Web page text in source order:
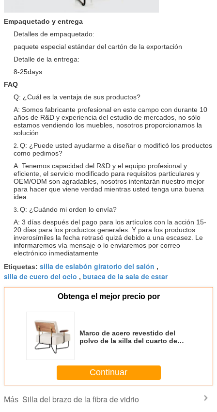
Empaquetado y entrega
Detalles de empaquetado:
paquete especial estándar del cartón de la exportación
Detalle de la entrega:
8-25days
FAQ
Q: ¿Cuál es la ventaja de sus productos?
A: Somos fabricante profesional en este campo con durante 10
años de R&D y experiencia del estudio de mercados, no sólo
estamos vendiendo los muebles, nosotros proporcionamos la
solución.
2. Q: ¿Puede usted ayudarme a diseñar o modificó los productos
como pedimos?
A: Tenemos capacidad del R&D y el equipo profesional y
eficiente, el servicio modificado para requisitos particulares y
OEM/ODM son agradables, nosotros intentarán nuestro mejor
para hacer que viene verdad mientras usted tenga una buena
idea.
3. Q: ¿Cuándo mi orden lo envía?
A: 3 días después del pago para los artículos con la acción 15-
20 días para los productos generales. Y para los productos
inverosímiles la fecha retrasó quizá debido a una escasez. Le
informaremos vía mensaje o lo enviaremos por correo
electrónico inmediatamente
Etiquetas: silla de eslabón giratorio del salón ,
silla de cuero del ocio , butaca de la sala de estar
Obtenga el mejor precio por
Marco de acero revestido del
polvo de la silla del cuarto de
Continuar
Más Silla del brazo de la fibra de vidrio